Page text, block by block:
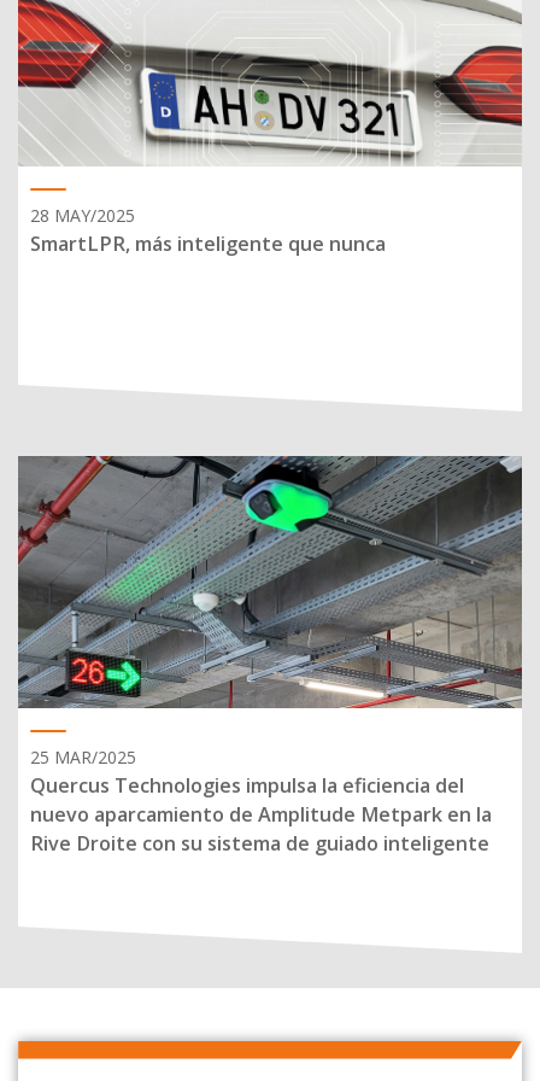
28 MAY/2025
SmartLPR, más inteligente que nunca
25 MAR/2025
Quercus Technologies impulsa la eficiencia del
nuevo aparcamiento de Amplitude Metpark en la
Rive Droite con su sistema de guiado inteligente